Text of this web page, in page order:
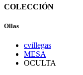
COLECCIÓN
Ollas
cvillegas
MESA
OCULTA